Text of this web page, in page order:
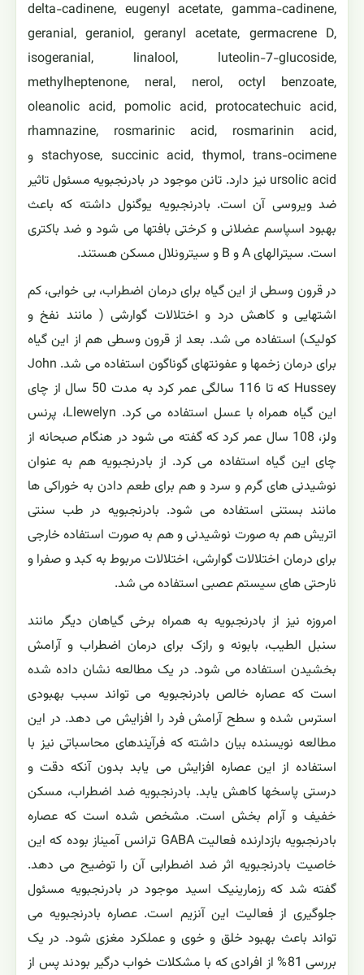
delta-cadinene, eugenyl acetate, gamma-cadinene,
geranial, geraniol, geranyl acetate, germacrene D,
isogeranial, linalool, luteolin-7-glucoside,
methylheptenone, neral, nerol, octyl benzoate,
oleanolic acid, pomolic acid, protocatechuic acid,
rhamnazine, rosmarinic acid, rosmarinin acid,
stachyose, succinic acid, thymol, trans-ocimene و
ursolic acid نیز دارد. تانن موجود در بادرنجبویه مسئول تاثیر
ضد ویروسی آن است. بادرنجبویه یوگنول داشته که باعث
بهبود اسپاسم عضلانی و کرختی بافتها می شود و ضد باکتری
است. سیترالهای A و B و سیترونلال مسکن هستند.
در قرون وسطی از این گیاه برای درمان اضطراب، بی خوابی، کم
اشتهایی و کاهش درد و اختلالات گوارشی ( مانند نفخ و
کولیک) استفاده می شد. بعد از قرون وسطی هم از این گیاه
برای درمان زخمها و عفونتهای گوناگون استفاده می شد. John
Hussey که تا 116 سالگی عمر کرد به مدت 50 سال از چای
این گیاه همراه با عسل استفاده می کرد. Llewelyn، پرنس
ولز، 108 سال عمر کرد که گفته می شود در هنگام صبحانه از
چای این گیاه استفاده می کرد. از بادرنجبویه هم به عنوان
نوشیدنی های گرم و سرد و هم برای طعم دادن به خوراکی ها
مانند بستنی استفاده می شود. بادرنجبویه در طب سنتی
اتریش هم به صورت نوشیدنی و هم به صورت استفاده خارجی
برای درمان اختلالات گوارشی، اختلالات مربوط به کبد و صفرا و
نارحتی های سیستم عصبی استفاده می شد.
امروزه نیز از بادرنجبویه به همراه برخی گیاهان دیگر مانند
سنبل الطیب، بابونه و رازک برای درمان اضطراب و آرامش
بخشیدن استفاده می شود. در یک مطالعه نشان داده شده
است که عصاره خالص بادرنجبویه می تواند سبب بهبودی
استرس شده و سطح آرامش فرد را افزایش می دهد. در این
مطالعه نویسنده بیان داشته که فرآیندهای محاسباتی نیز با
استفاده از این عصاره افزایش می یابد بدون آنکه دقت و
درستی پاسخها کاهش یابد. بادرنجبویه ضد اضطراب، مسکن
خفیف و آرام بخش است. مشخص شده است که عصاره
بادرنجبویه بازدارنده فعالیت GABA ترانس آمیناز بوده که این
خاصیت بادرنجبویه اثر ضد اضطرابی آن را توضیح می دهد.
گفته شد که رزمارینیک اسید موجود در بادرنجبویه مسئول
جلوگیری از فعالیت این آنزیم است. عصاره بادرنجبویه می
تواند باعث بهبود خلق و خوی و عملکرد مغزی شود. در یک
بررسی 81% از افرادی که با مشکلات خواب درگیر بودند پس از